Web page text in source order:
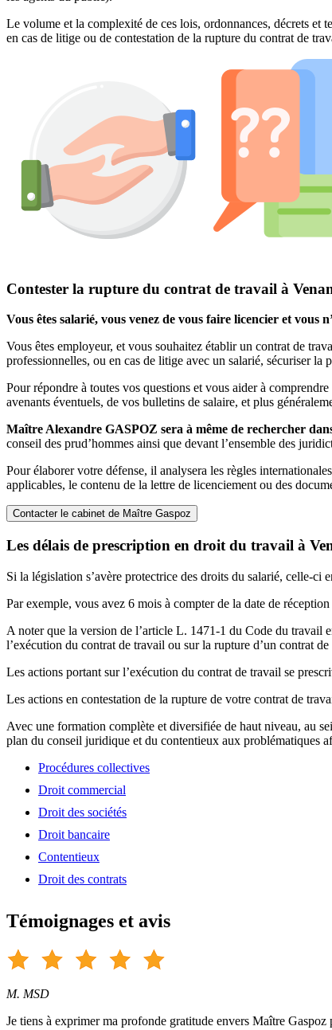
Le volume et la complexité de ces lois, ordonnances, décrets et
en cas de litige ou de contestation de la rupture du contrat de
Contester la rupture du contrat de travail à
Vous êtes salarié, vous venez de vous faire licencier et vous
Vous êtes employeur, et vous souhaitez établir un contrat de
professionnelles, ou en cas de litige avec un salarié, sécuriser la
Pour répondre à toutes vos questions et vous aider à
avenants éventuels, de vos bulletins de salaire, et plus
Maître Alexandre GASPOZ sera à même de rechercher
conseil des prud’hommes ainsi que devant l’ensemble des
Pour élaborer votre défense, il analysera les règles
applicables, le contenu de la lettre de licenciement ou des
Contacter le cabinet de Maître Gaspoz
Les délais de prescription en droit du travail à
Si la législation s’avère protectrice des droits du salarié, celle-ci
Par exemple, vous avez 6 mois à compter de la date de
A noter que la version de l’article L. 1471-1 du Code du travail
l’exécution du contrat de travail ou sur la rupture d’un contrat
Les actions portant sur l’exécution du contrat de travail se
Les actions en contestation de la rupture de votre contrat de
Avec une formation complète et diversifiée de haut niveau, au
plan du conseil juridique et du contentieux aux problématiques
Procédures collectives
Droit commercial
Droit des sociétés
Droit bancaire
Contentieux
Droit des contrats
Témoignages et avis
M. MSD
Je tiens à exprimer ma profonde gratitude envers Maître